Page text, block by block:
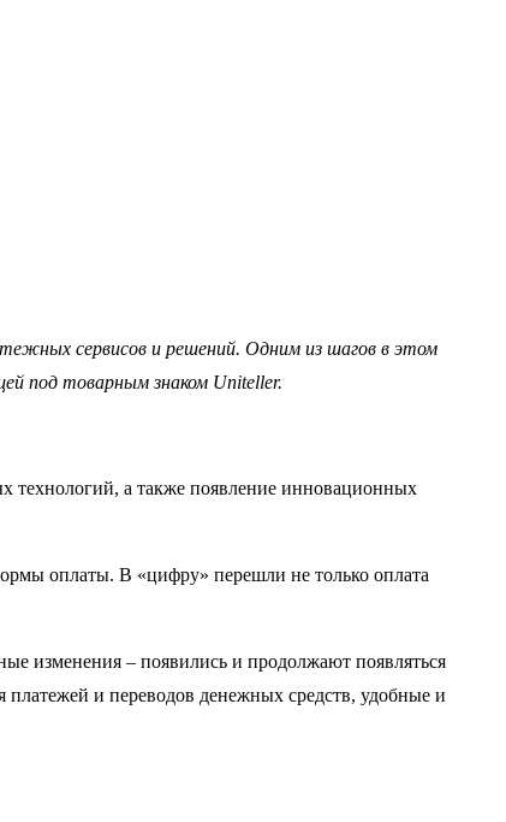
сервисов и решений. Одним из шагов в этом
под товарным знаком Uniteller.
технологий, а также появление инновационных
оплаты. В «цифру» перешли не только оплата
изменения – появились и продолжают появляться
и переводов денежных средств, удобные и